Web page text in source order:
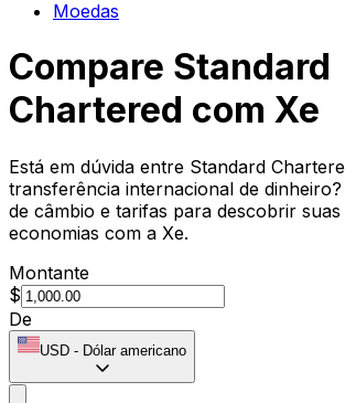
Moedas
Compare Standard
Chartered com Xe
Está em dúvida entre Standard
transferência internacional de
de câmbio e tarifas para descobrir suas
economias com a Xe.
Montante
$
De
USD - Dólar americano